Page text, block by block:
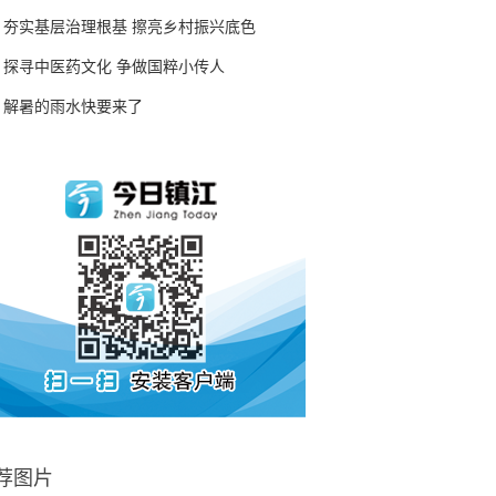
夯实基层治理根基 擦亮乡村振兴底色
探寻中医药文化 争做国粹小传人
解暑的雨水快要来了
图片